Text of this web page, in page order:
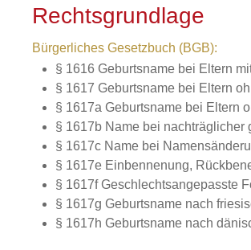
Rechtsgrundlage
Bürgerliches Gesetzbuch (BGB):
§ 1616 Geburtsname bei Eltern
§ 1617 Geburtsname bei Eltern
§ 1617a Geburtsname bei Eltern
§ 1617b Name bei nachträglicher
§ 1617c Name bei
§ 1617e Einbennenung,
§ 1617f Geschlechtsangepasste
§ 1617g Geburtsname nach
§ 1617h Geburtsname nach